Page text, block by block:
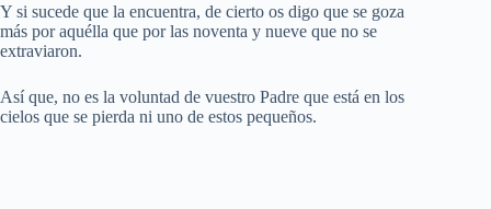
Y si sucede que la encuentra, de cierto os digo que se goza
más por aquélla que por las noventa y nueve que no se
extraviaron.
Así que, no es la voluntad de vuestro Padre que está en los
cielos que se pierda ni uno de estos pequeños.